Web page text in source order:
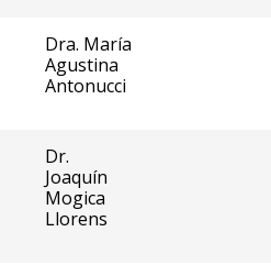
Dra. María
Agustina
Antonucci
Dr.
Joaquín
Mogica
Llorens